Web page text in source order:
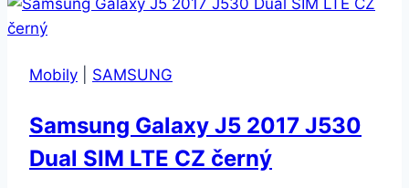
Mobily SAMSUNG
Samsung Galaxy J5 2017 J530
Dual SIM LTE CZ černý